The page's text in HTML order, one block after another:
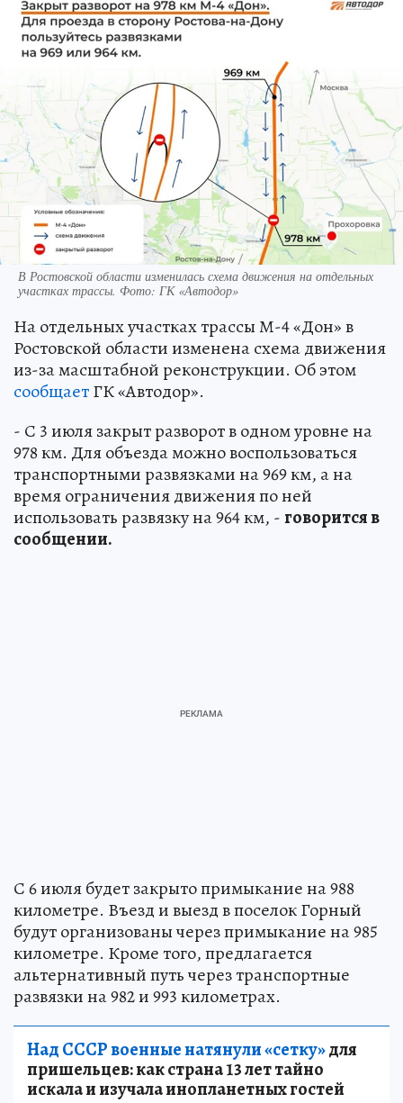
В Ростовской области изменилась схема движения на отдельных
участках трассы. Фото: ГК «Автодор»
На отдельных участках трассы М-4 «Дон» в
Ростовской области изменена схема движения
из-за масштабной реконструкции. Об этом
сообщаетГК «Автодор».
- С 3 июля закрыт разворот в одном уровне на
978 км. Для объезда можно воспользоваться
транспортными развязками на 969 км, а на
время ограничения движения по ней
использовать развязку на 964 км, -говорится в
сообщении.
С 6 июля будет закрыто примыкание на 988
километре. Въезд и выезд в поселок Горный
будут организованы через примыкание на 985
километре. Кроме того, предлагается
альтернативный путь через транспортные
развязки на 982 и 993 километрах.
Над СССР военные натянули «сетку»для
пришельцев: как страна 13 лет тайно
искала и изучала инопланетных гостей